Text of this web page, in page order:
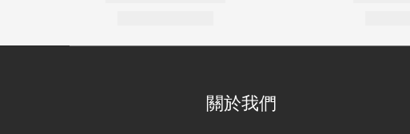
關於我們